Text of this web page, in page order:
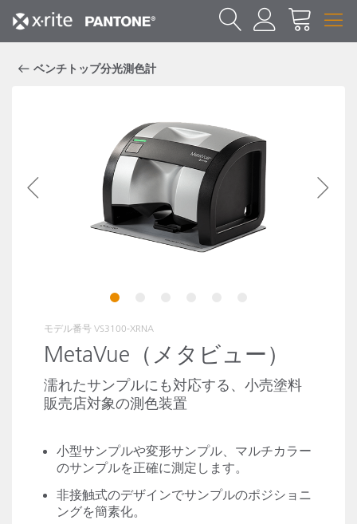
ベンチトップ分光測色計
1
モデル番号 VS3100-XRNA
MetaVue（メタビュー）
濡れたサンプルにも対応する、小売塗料
販売店対象の測色装置
小型サンプルや変形サンプル、マルチカラー
のサンプルを正確に測定します。
非接触式のデザインでサンプルのポジショニ
ングを簡素化。